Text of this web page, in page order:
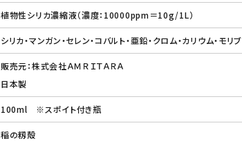
植物性シリカ濃縮液（濃度：10000ppm＝10g/1L）
シリカ・マンガン・セレン・コバルト・亜鉛・クロム・カリウム・モ
販売元：株式会社ＡＭＲＩＴＡＲＡ
日本製
100ml ※スポイト付き瓶
稲の籾殻